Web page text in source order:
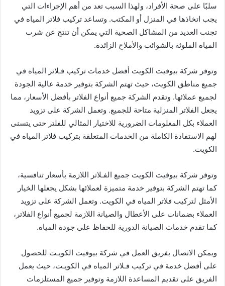
سلبًا على صحة الأفراد، ولهذا السبب تعد من أهم الإجراءات التي
يجب اتخاذها في المنزل أو المكتب. وتساعد تركيب فلاتر المياه في
تجنب العديد من المشاكل الصحية التي يمكن أن تنتج عن شرب
المياه الملوثة بالشوائب والأملاح الزائدة.
وتوفر شركة بيوفيت الكويت أفضل خدمات تركيب فـلاتر المياه في
جميع مناطق الكويت، حيث تهتم الشركة بتوفير خدمة عالية الجودة
لجميع عملائها. وتقدم الشركة جميع أنواع الفلاتر بأفضل الأسعار، مما
يجعل الفلاتر المنزلية متاحة للجميع. وتعمل الشركة على تزويد
العملاء بكل المعلومات الضرورية للاختيار المثالي للفلتر حتى يتسنى
لهم الاستفادة الكاملة من الخدمات المتعلقة بتركيب فلاتر المياه في
الكويت.
وتوفر شركة بيوفيت الكويت جميع الفـلاتر اللازمة بأسعار تنافسية،
كما تهتم الشركة بتوفير خدمة متميزة لعملائها بشكل يجعلها الخيار
الأمثل لتركيب فلاتر المياه في الكويت. وتعمل الشركة على تزويد
العملاء بضمانات على الأعطال والصيانة اللازمة لجميع أنواع الفلاتر،
كما تقدم خدمات الصيانة الدورية للحفاظ على جودة المياه.
ويمكن الاتصال بفريق العمل في شركة بيوفيت الكويـت للحصول
على أفضل خدمة في تركيب فـلاتر المياه في الكويـت، حيث يعمل
الفريق على تقديم المساعدة اللازمة وتوفير جميع المستلزمات